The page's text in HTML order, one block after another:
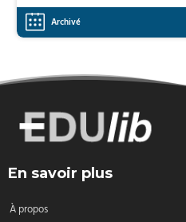
Archivé
En savoir plus
À propos